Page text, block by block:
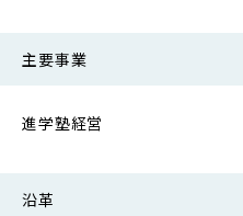
主要事業
進学塾経営
沿革